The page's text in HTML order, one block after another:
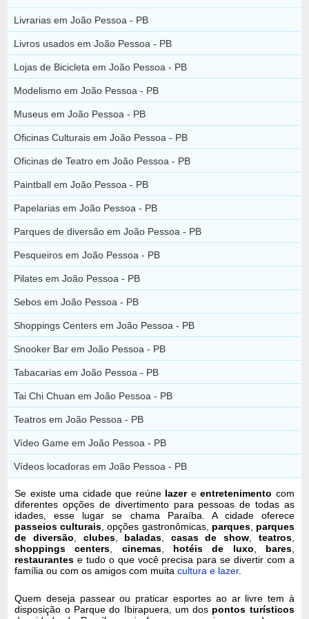
Livrarias em João Pessoa - PB
Livros usados em João Pessoa - PB
Lojas de Bicicleta em João Pessoa - PB
Modelismo em João Pessoa - PB
Museus em João Pessoa - PB
Oficinas Culturais em João Pessoa - PB
Oficinas de Teatro em João Pessoa - PB
Paintball em João Pessoa - PB
Papelarias em João Pessoa - PB
Parques de diversão em João Pessoa - PB
Pesqueiros em João Pessoa - PB
Pilates em João Pessoa - PB
Sebos em João Pessoa - PB
Shoppings Centers em João Pessoa - PB
Snooker Bar em João Pessoa - PB
Tabacarias em João Pessoa - PB
Tai Chi Chuan em João Pessoa - PB
Teatros em João Pessoa - PB
Vídeo Game em João Pessoa - PB
Vídeos locadoras em João Pessoa - PB
Se existe uma cidade que reúne lazereentretenimento com
diferentes opções de divertimento para pessoas de todas as
idades, esse lugar se chama Paraíba. A cidade oferece
passeios culturais , opções gastronômicas, parques, parques
de diversão
clubes, baladas casas de show teatros,
shoppings centers
cinemas, hotéis de luxo bares,
restaurantes e tudo o que você precisa para se divertir com a
família ou com os amigos com muitacultura e lazer.
Quem deseja passear ou praticar esportes ao ar livre tem à
disposição o Parque do Ibirapuera, um dos pontos turísticos